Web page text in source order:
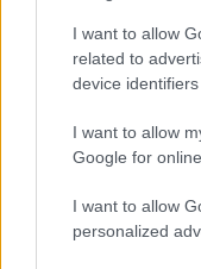
I want to allow
related to
device identifiers
I want to allow
Google for
I want to allow
personalized